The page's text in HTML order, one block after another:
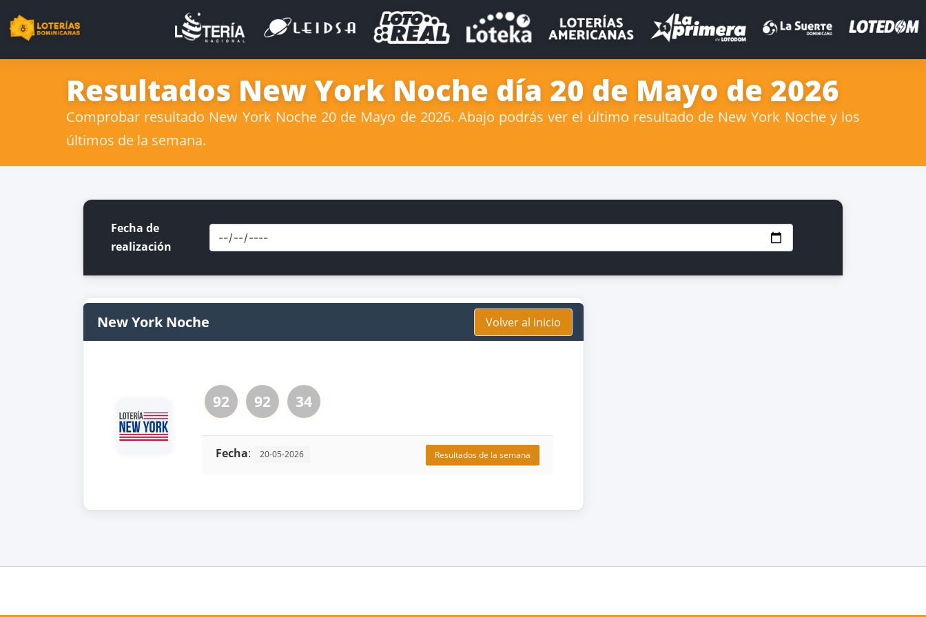
Resultados New York Noche día 20 de Mayo de 2026
Comprobar resultado New York Noche 20 de Mayo de 2026. Abajo podrás ver el último resultado de New York Noche y los
últimos de la semana.
Fecha de
realización
New York Noche Volver al inicio
92 92 34
Fecha: 20-05-2026 Resultados de la semana